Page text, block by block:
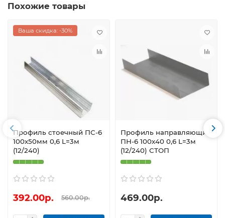
Похожие товары
Ваша скидка: -30%
Профиль стоечный ПС-6
100х50мм 0,6 L=3м
(12/240)
392.00р. 560.00р.
Профиль направляющий
ПН-6 100х40 0,6 L=3м
(12/240) СТОП
469.00р.